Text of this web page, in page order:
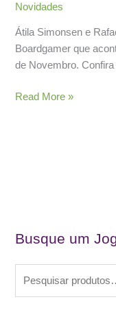
Novidades
Átila Simonsen e
Boardgamer que
de Novembro.
1
Read More »
Busque um